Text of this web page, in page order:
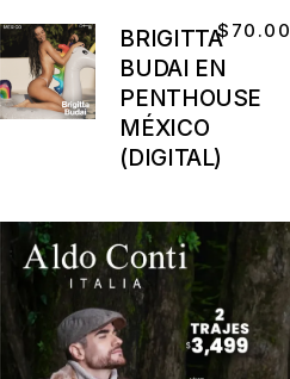
BRIGITTA
BUDAI EN
PENTHOUSE
MÉXICO
(DIGITAL)
$ 70.00